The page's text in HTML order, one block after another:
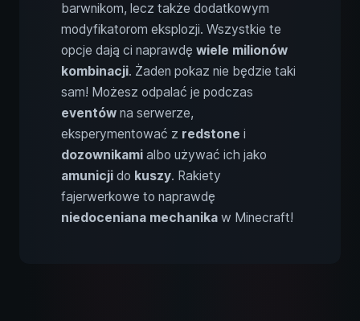
barwnikom, lecz także dodatkowym
modyfikatorom eksplozji. Wszystkie te
opcje dają ci naprawdę wiele milionów
kombinacji. Żaden pokaz nie będzie taki
sam! Możesz odpalać je podczas
eventów na serwerze,
eksperymentować z redstone i
dozownikami albo używać ich jako
amunicji do kuszy. Rakiety
fajerwerkowe to naprawdę
niedoceniana mechanika w Minecraft!